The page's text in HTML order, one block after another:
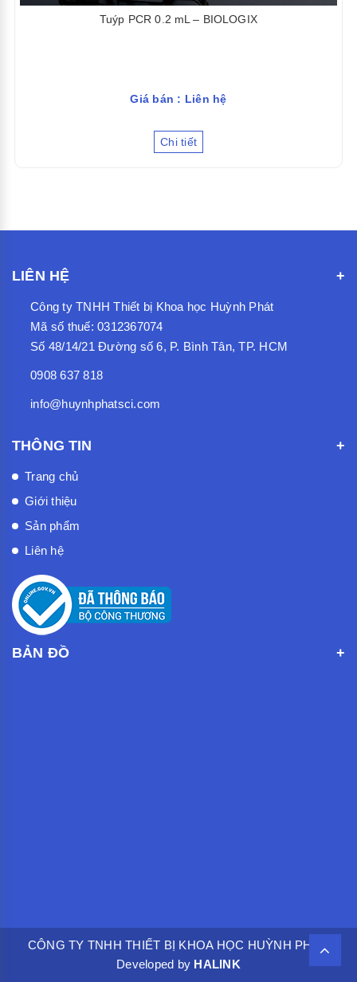
Tuýp PCR 0.2 mL – BIOLOGIX
Giá bán : Liên hệ
Chi tiết
LIÊN HỆ
Công ty TNHH Thiết bị Khoa học Huỳnh Phát
Mã số thuế: 0312367074
Số 48/14/21 Đường số 6, P. Bình Tân, TP. HCM
0908 637 818
info@huynhphatsci.com
THÔNG TIN
Trang chủ
Giới thiệu
Sản phẩm
Liên hệ
BẢN ĐỒ
CÔNG TY TNHH THIẾT BỊ KHOA HỌC HUỲNH PHÁT.
Developed by HALINK